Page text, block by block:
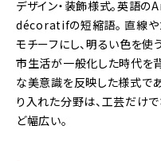
デザイン・装飾様式。英語
décoratifの短縮語。 直線
モチーフにし、明るい色を
市生活が一般化した時代を
な美意識を反映した様式で
り入れた分野は、工芸だけで
ど幅広い。